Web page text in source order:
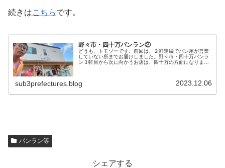
続きはこちらです。
野々市・四十万パンラン②
どうも、トモゾーです。前回は、２軒連続でパン屋が営業
していない所までお届けしました。野々市・四十万パンラ
ン３軒目から次に向かうお店は、四十万の方面になりま
sub3prefectures.blog 2023.12.06
パンラン等
シェアする